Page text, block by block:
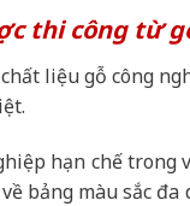
thi công từ
liệu gỗ công
hạn chế
bảng màu sắc